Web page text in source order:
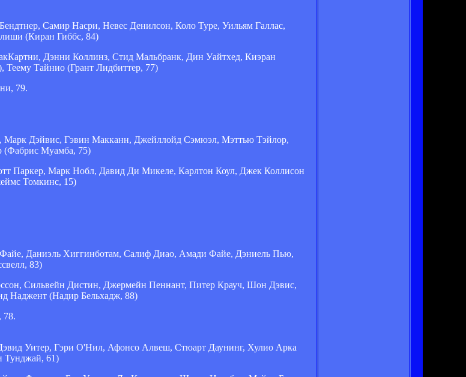
Самир Насри, Невес Денилсон, Коло Туре, Уильям Галлас,
(Киран Гиббс, 84)
Дэнни Коллинз, Стид Мальбранк, Дин Уайтхед, Киэран
Тайнио (Грант Лидбиттер, 77)
79.
Марк Дэйвис, Гэвин Макканн, Джейллойд Сэмюэл, Мэттью Тэйлор,
(Фабрис Муамба, 75)
Паркер, Марк Нобл, Давид Ди Микеле, Карлтон Коул, Джек Коллисон
Томкинс, 15)
Даниэль Хиггинботам, Салиф Диао, Амади Файе, Дэниель Пью,
83)
Сильвейн Дистин, Джермейн Пеннант, Питер Крауч, Шон Дэвис,
Наджент (Надир Бельхадж, 88)
78.
Уитер, Гэри О'Нил, Афонсо Алвеш, Стюарт Даунинг, Хулио Арка
Тунджай, 61)